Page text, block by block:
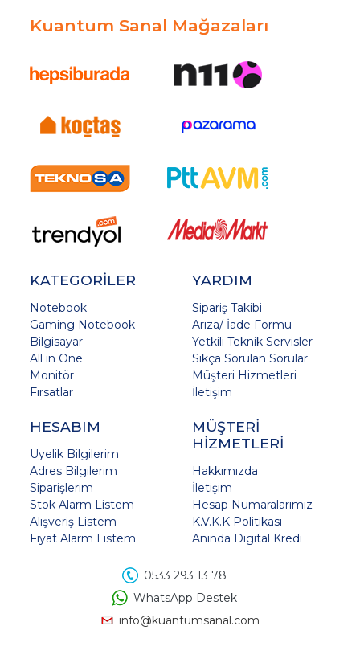
Kuantum Sanal Mağazaları
KATEGORİLER
Notebook
Gaming Notebook
Bilgisayar
All in One
Monitör
Fırsatlar
YARDIM
Sipariş Takibi
Arıza/ İade Formu
Yetkili Teknik Servisler
Sıkça Sorulan Sorular
Müşteri Hizmetleri
İletişim
HESABIM
Üyelik Bilgilerim
Adres Bilgilerim
Siparişlerim
Stok Alarm Listem
Alışveriş Listem
Fiyat Alarm Listem
MÜŞTERİ
HİZMETLERİ
Hakkımızda
İletişim
Hesap Numaralarımız
K.V.K.K Politikası
Anında Digital Kredi
0533 293 13 78
WhatsApp Destek
info@kuantumsanal.com